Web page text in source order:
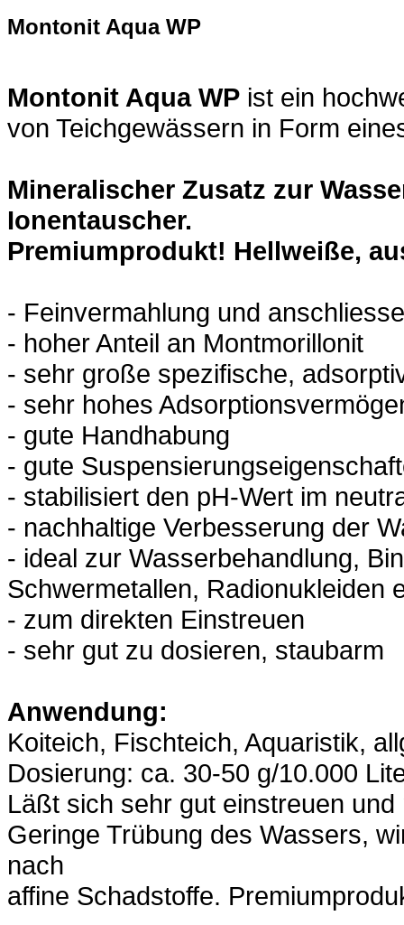
Montonit Aqua WP
Montonit Aqua WP ist ein
von Teichgewässern in Form
Mineralischer Zusatz zur
Ionentauscher.
Premiumprodukt! Hellweiße,
- Feinvermahlung und
- hoher Anteil an Montmorillonit
- sehr große spezifische,
- sehr hohes
- gute Handhabung
- gute
- stabilisiert den pH-Wert im
- nachhaltige Verbesserung der
- ideal zur Wasserbehandlung,
Schwermetallen, Radionukleiden
- zum direkten Einstreuen
- sehr gut zu dosieren, staubarm
Anwendung:
Koiteich, Fischteich, Aquaristik,
Dosierung: ca. 30-50 g/10.000
Läßt sich sehr gut einstreuen
Geringe Trübung des Wassers,
nach
affine Schadstoffe.